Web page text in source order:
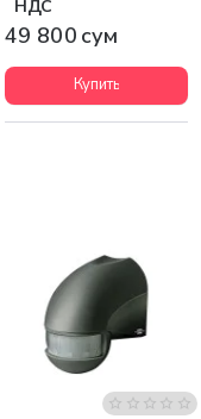
НДС
49 800 сум
Купить